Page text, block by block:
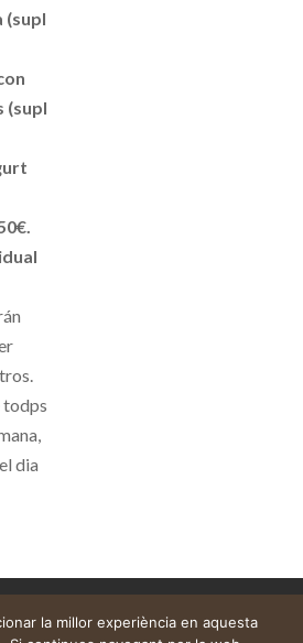
(supl
(supl
todps
dia
la millor experiència en aquesta